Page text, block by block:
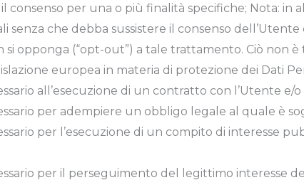
il consenso per una o più finalità specifiche; Nota:
senza che debba sussistere il consenso
si opponga (“opt-out”) a tale trattamento. Ciò non
europea in materia di protezione dei Dati
all’esecuzione di un contratto con l’Utente e/
per adempiere un obbligo legale al quale è
per l’esecuzione di un compito di interesse
per il perseguimento del legittimo interesse